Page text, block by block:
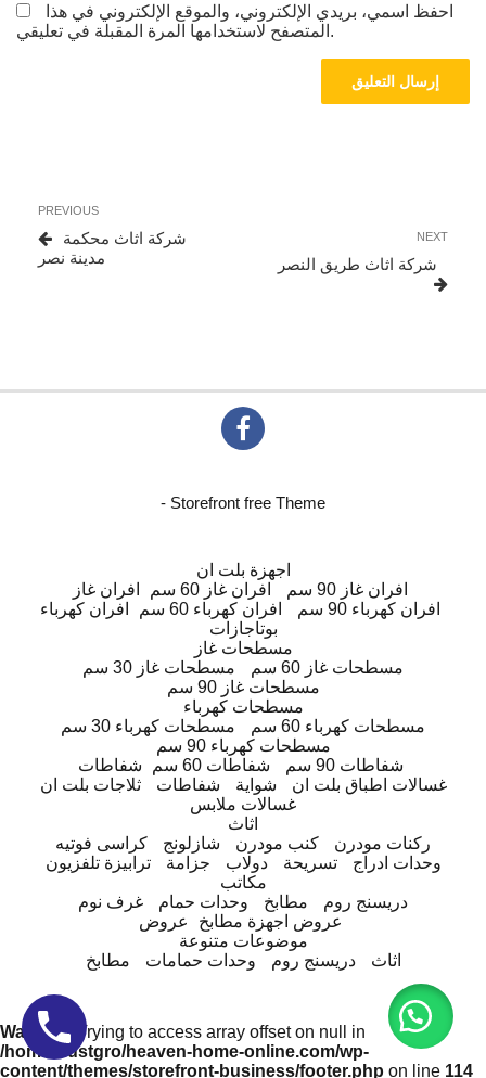
احفظ اسمي، بريدي الإلكتروني، والموقع الإلكتروني في هذا
المتصفح لاستخدامها المرة المقبلة في تعليقي.
المقالات
Previous
Post
PREVIOUS
شركة اثاث محكمة
مدينة نصر
Next
NEXT
شركة اثاث طريق النصر
- Storefront free Theme
اجهزة بلت ان
افران غاز
افران غاز 60 سم
افران غاز 90 سم
افران كهرباء
افران كهرباء 60 سم
افران كهرباء 90 سم
بوتاجازات
مسطحات غاز
مسطحات غاز 30 سم
مسطحات غاز 60 سم
مسطحات غاز 90 سم
مسطحات كهرباء
مسطحات كهرباء 30 سم
مسطحات كهرباء 60 سم
مسطحات كهرباء 90 سم
شفاطات
شفاطات 60 سم
شفاطات 90 سم
ثلاجات بلت ان
شفاطات شواية
غسالات اطباق بلت ان
غسالات ملابس
اثاث
كراسى فوتيه
شازلونج كنب مودرن
ركنات مودرن
ترابيزة تلفزيون
جزامة دولاب تسريحة
وحدات ادراج
مكاتب
غرف نوم
وحدات حمام مطابخ
دريسنج روم
عروض
عروض اجهزة مطابخ
موضوعات متنوعة
مطابخ
وحدات حمامات دريسنج روم اثاث
Warning: Trying to access array offset on null in
/home/trustgro/heaven-home-online.com/wp-
content/themes/storefront-business/footer.php on line 114